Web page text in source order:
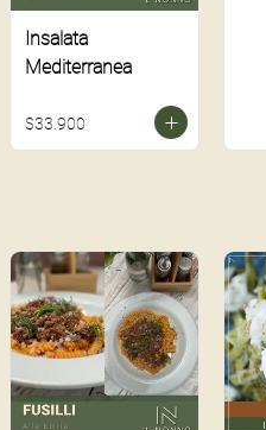
Insalata
Mediterranea
$33.900